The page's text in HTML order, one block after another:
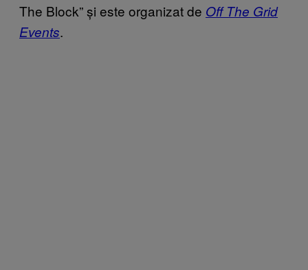
The Block” și este organizat de Off The Grid
Events.